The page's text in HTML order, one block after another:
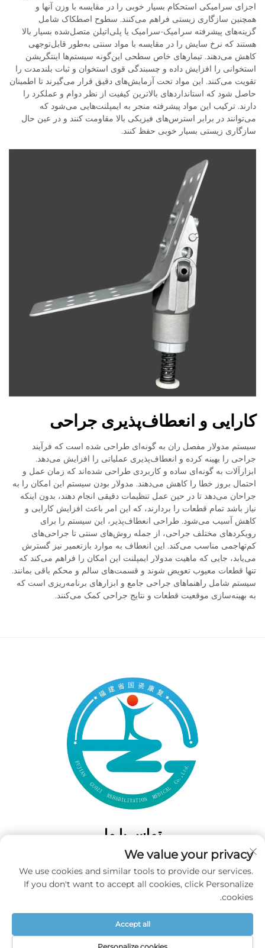
اجزای سرامیکی استحکام بسیار خوبی را در مقایسه با وزن آنها و
همچنین سازگاری زیستی فراهم می‌کنند. سطوح اصطکاک شامل
گزینه‌های پیشرفته سرامیک-سرامیک یا پلی‌اتیلن متصل‌شده بسیار بالا
هستند که نرخ سایش را در مقایسه با مواد سنتی به‌طور قابل‌توجهی
کاهش می‌دهند. تیمارهای خاص سطحی این‌گونه سیستم‌ها اینتگریشن
استخوانی را افزایش داده و چسبندگی قوی استخوان و ثبات بلندمدت را
تقویت می‌کنند. این مواد تحت آزمایش‌های دقیق قرار می‌گیرند تا اطمینان
حاصل شود که استانداردهای بالاترین کیفیت از نظر دوام و عملکرد را
دارند. ترکیب این مواد پیشرفته منجر به ایمپلنت‌هایی می‌شود که
می‌توانند در برابر استرس‌های فیزیکی بالا مقاومت کنند و در عین حال
سازگاری زیستی بسیار خوبی حفظ کنند.
کارایی و انعطاف‌پذیری جراحی
سیستم مدولار مفصل ران به گونه‌ای طراحی شده است که فرآیند
جراحی را بهینه کرده و انعطاف‌پذیری عملیاتی را افزایش می‌دهد.
ابزارآلات به گونه‌ای ساده و کاربردی طراحی شده‌اند که زمان عمل و
احتمال بروز خطا را کاهش می‌دهند. مدولار بودن سیستم این امکان را به
جراحان می‌دهد تا در حین عمل تنظیمات دقیقی انجام دهند، بدون اینکه
نیاز باشد تمام قطعات را بردارند، که این امر باعث افزایش کارایی و
کاهش آسیب می‌شود. طراحی انعطاف‌پذیر، این سیستم را برای
رویکردهای مختلف جراحی، از جمله روش‌های سنتی تا جراحی‌های
کم‌تهاجمی مناسب می‌کند. این انعطاف به موارد بازتعمیر نیز گسترش
می‌یابد، جایی که ماهیت مدولار ایمپلنت این امکان را فراهم می‌کند که
تنها قطعات معیوب تعویض شوند و قسمت‌های سالم و محکم باقی بمانند.
سیستم شامل راهنماهای جراحی جامع و ابزارهای برنامه‌ریزی است که
به بهینه‌سازی موقعیت قطعات و نتایج جراحی کمک می‌کنند.
تماس با ما
Add: 50 Gaofeng South Lane، West GateFuzhou، Fujian، چین
تلفن:‎+86-19859128239‎
ایمیل:
است. تمامی حقوق محفوظ است. -سیاست حریم خصوصی
We value your privacy
We use cookies and similar tools to provide our services.
If you don't want to accept all cookies, click Personalize
cookies.
Accept all